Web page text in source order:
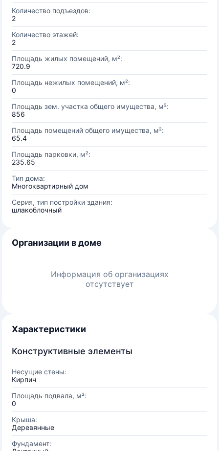
Количество подъездов:
2
Количество этажей:
2
Площадь жилых помещений, м²:
720.9
Площадь нежилых помещений, м²:
0
Площадь зем. участка общего имущества, м²:
856
Площадь помещений общего имущества, м²:
65.4
Площадь парковки, м²:
235.65
Тип дома:
Многоквартирный дом
Серия, тип постройки здания:
шлакоблочный
Организации в доме
Информация об организациях
отсутствует
Характеристики
Конструктивные элементы
Несущие стены:
Кирпич
Площадь подвала, м²:
0
Крыша:
Деревянные
Фундамент: